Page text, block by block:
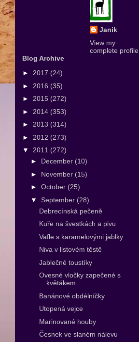
Janik
View my
complete profile
Blog Archive
► 2017 (24)
► 2016 (35)
► 2015 (272)
► 2014 (353)
► 2013 (314)
► 2012 (273)
▼ 2011 (272)
► December (10)
► November (15)
► October (25)
▼ September (28)
Debrecínská pečeně
Kuře na švestkách a pivu
Vafle s karamelovými jablky
Niva v listovém těstě
Jablečné toustíky
Ovesné vločky zapečené s
květákem
Banánové obdélníčky
Utopená vejce
Marinované houby
Česnek ve slaném nálevu